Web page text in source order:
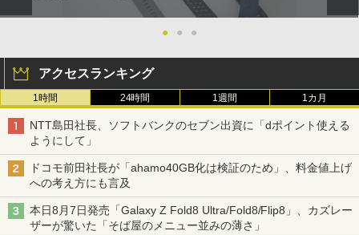
● ● ●
アクセスランキング
1時間 24時間 1週間 1カ月
NTT島田社長、ソフトバンクのセブン出資に「dポイント使える
ようにして」
ドコモ前田社長が「ahamo40GB化は検証のため」、料金値上げ
への考え方にも言及
本日8月7日発売「Galaxy Z Fold8 Ultra/Fold8/Flip8」、カズレー
ザーが驚いた「そば屋のメニュー並みの薄さ」